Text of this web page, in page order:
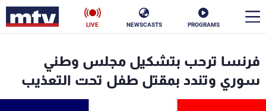
PROGRAMS
NEWSCASTS
LIVE
فرنسا ترحب بتشكيل مجلس وطني
سوري وتندد بمقتل طفل تحت التعذيب